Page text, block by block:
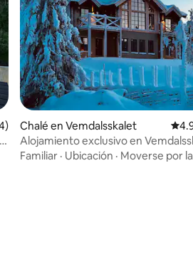
promedio: 4.67 de 5, 154 reseñas
Chalé en Vemdalsskalet
Alojamiento exclusivo en
Familiar · Ubicación · Moverse por